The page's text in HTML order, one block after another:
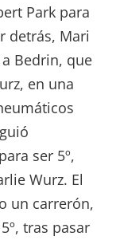
Park para
detrás, Mari
Bedrin, que
en una
ser 5º,
Wurz. El
un carrerón,
tras pasar